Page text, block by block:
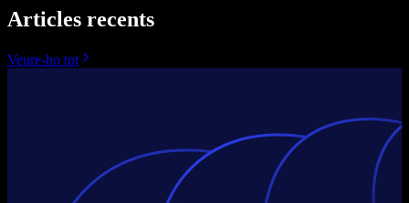
Articles recents
Veure-ho tot